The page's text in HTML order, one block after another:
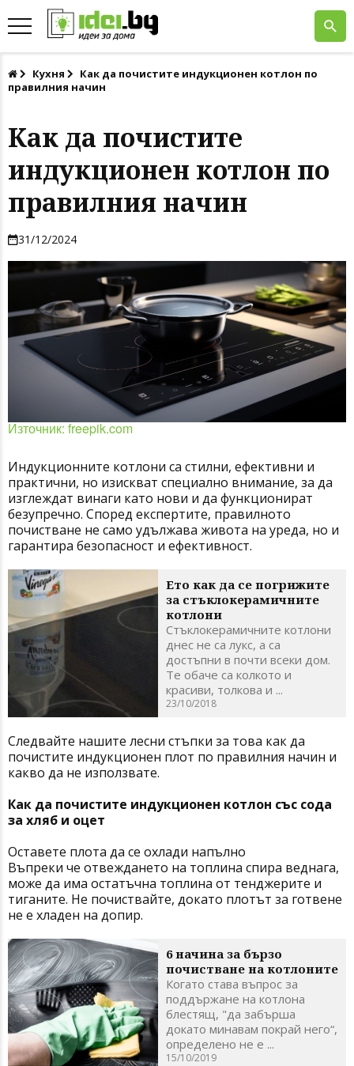
Кухня
Как да почистите индукционен котлон по
правилния начин
Как да почистите
индукционен котлон по
правилния начин
31/12/2024
Източник: freepik.com
Индукционните котлони са стилни, ефективни и
практични, но изискват специално внимание, за да
изглеждат винаги като нови и да функционират
безупречно. Според експертите, правилното
почистване не само удължава живота на уреда, но и
гарантира безопасност и ефективност.
Ето как да се погрижите
за стъклокерамичните
котлони
Стъклокерамичните котлони
днес не са лукс, а са
достъпни в почти всеки дом.
Те обаче са колкото и
красиви, толкова и ...
23/10/2018
Следвайте нашите лесни стъпки за това как да
почистите индукционен плот по правилния начин и
какво да не използвате.
Как да почистите индукционен котлон със сода
за хляб и оцет
Оставете плота да се охлади напълно
Въпреки че отвеждането на топлина спира веднага,
може да има остатъчна топлина от тенджерите и
тиганите. Не почиствайте, докато плотът за готвене
не е хладен на допир.
6 начина за бързо
почистване на котлоните
Когато става въпрос за
поддържане на котлона
блестящ, "да забърша
докато минавам покрай него“,
определено не е ...
15/10/2019